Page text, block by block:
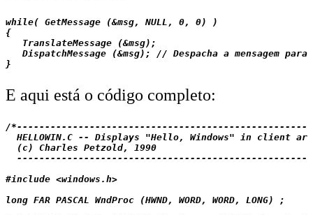
while( GetMessage (&msg, NULL, 0, 0) )
{
   TranslateMessage (&msg);
DispatchMessage (&msg); // Despacha a mensagem para
E aqui está o código completo:
/
HELLOWIN.C -- Displays "Hello, Windows" in client
  (c) Charles Petzold, 1990
#include <windows.h>
long FAR PASCAL WndProc (HWND, WORD, WORD, LONG) ;